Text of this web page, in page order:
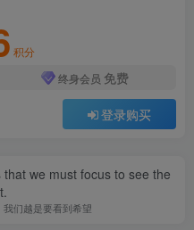
积分
终身会员 免费
登录购买
we must focus to see the
们越是要看到希望